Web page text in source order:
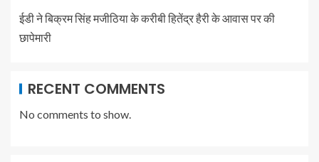
ईडी ने बिक्रम सिंह मजीठिया के करीबी हितेंद्र हैरी के आवास पर की
छापेमारी
RECENT COMMENTS
No comments to show.